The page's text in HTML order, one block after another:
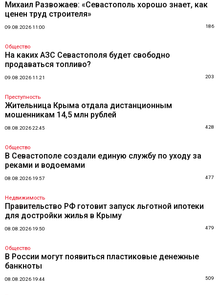
Михаил Развожаев: «Севастополь хорошо знает, как
ценен труд строителя»
09.08.2026 11:00 186
Общество
На каких АЗС Севастополя будет свободно
продаваться топливо?
09.08.2026 11:21 203
Преступность
Жительница Крыма отдала дистанционным
мошенникам 14,5 млн рублей
08.08.2026 22:45 428
Общество
В Севастополе создали единую службу по уходу за
реками и водоемами
08.08.2026 19:57 477
Недвижимость
Правительство РФ готовит запуск льготной ипотеки
для достройки жилья в Крыму
08.08.2026 19:50 479
Общество
В России могут появиться пластиковые денежные
банкноты
08.08.2026 19:44 509